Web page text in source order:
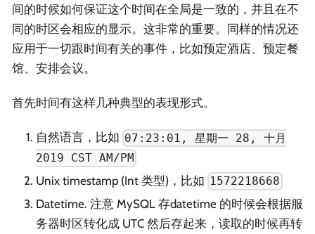
间的时候如何保证这个时间在全局是一致的，并且在不
同的时区会相应的显示。这非常的重要。同样的情况还
应用于一切跟时间有关的事件，比如预定酒店、预定餐
馆、安排会议。
首先时间有这样几种典型的表现形式。
自然语言，比如 07:23:01, 星期一 28, 十月
2019 CST AM/PM
Unix timestamp (Int 类型)，比如 1572218668
Datetime. 注意 MySQL 存datetime 的时候会根据服
务器时区转化成 UTC 然后存起来，读取的时候再转